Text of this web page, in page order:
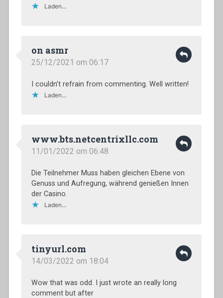
Laden...
on asmr
25/12/2021 om 06:17
I couldn’t refrain from commenting. Well written!
Laden...
www.bts.netcentrixllc.com
11/01/2022 om 06:48
Die Teilnehmer Muss haben gleichen Ebene von
Genuss und Aufregung, während genießen Innen
der Casino.
Laden...
tinyurl.com
14/03/2022 om 18:04
Wow that was odd. I just wrote an really long
comment but after